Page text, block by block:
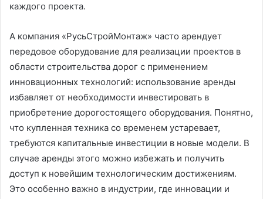
каждого проекта.
А компания «РусьСтройМонтаж» часто арендует
передовое оборудование для реализации проектов в
области строительства дорог с применением
инновационных технологий: использование аренды
избавляет от необходимости инвестировать в
приобретение дорогостоящего оборудования. Понятно,
что купленная техника со временем устаревает,
требуются капитальные инвестиции в новые модели. В
случае аренды этого можно избежать и получить
доступ к новейшим технологическим достижениям.
Это особенно важно в индустрии, где инновации и